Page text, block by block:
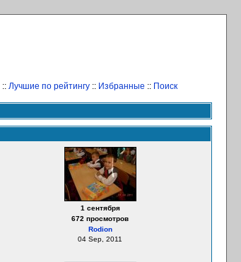
:: Лучшие по рейтингу:: Избранные :: Поиск
1 сентября
672 просмотров
Rodion
04 Sep, 2011